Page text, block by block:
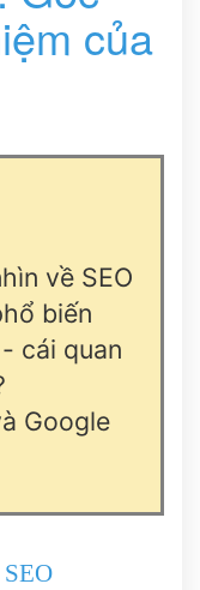
của
về SEO
biến​
cái quan
Google